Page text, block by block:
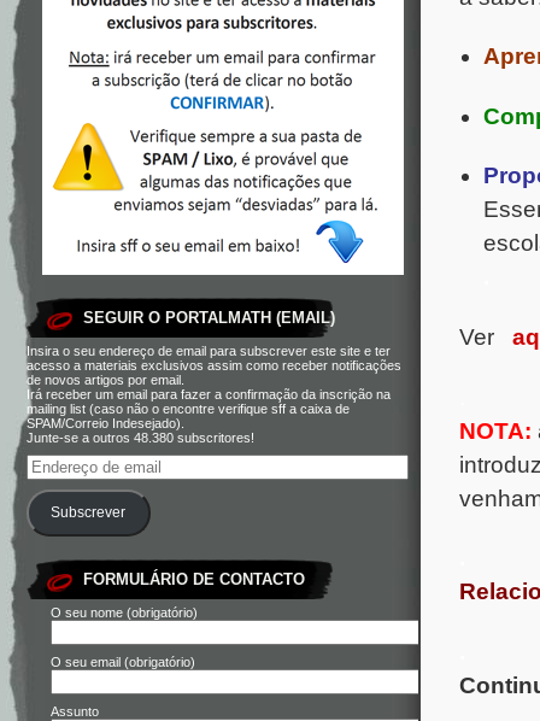
SEGUIR O PORTALMATH (EMAIL)
Insira o seu endereço de email para subscrever este site e ter
acesso a materiais exclusivos assim como receber notificações
de novos artigos por email.
Irá receber um email para fazer a confirmação da inscrição na
mailing list (caso não o encontre verifique sff a caixa de
SPAM/Correio Indesejado).
Junte-se a outros 48.380 subscritores!
Subscrever
FORMULÁRIO DE CONTACTO
O seu nome (obrigatório)
O seu email (obrigatório)
Assunto
Ver
NOTA: